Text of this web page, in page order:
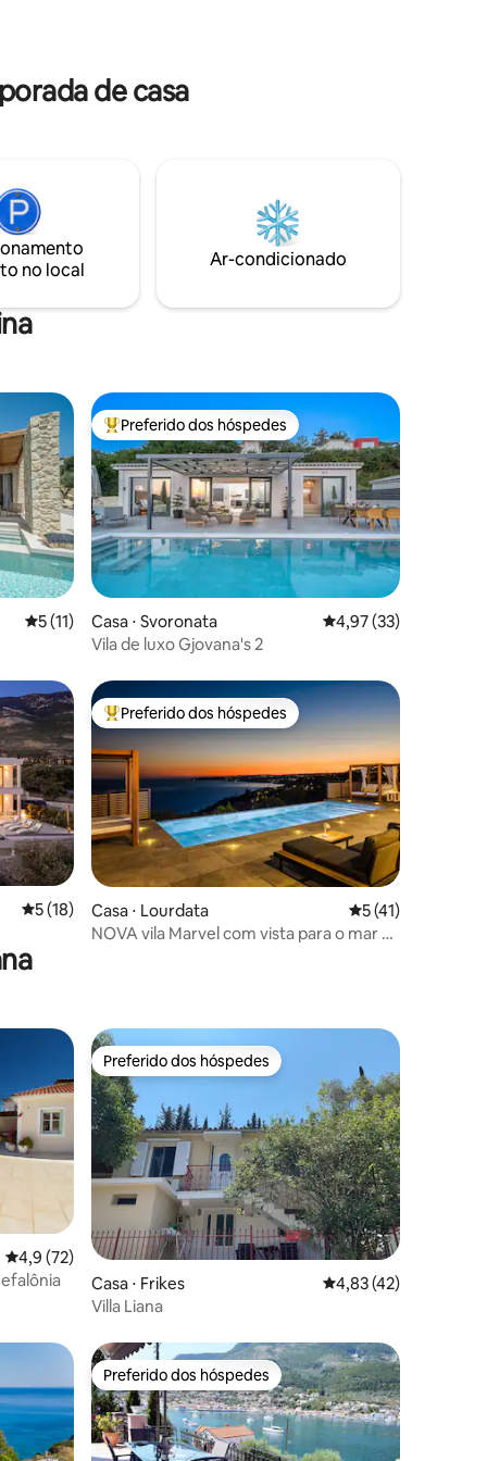
de casa
no local
Ar-condicionado
hóspedes
5 de uma avaliação média de 5, 11 avaliações
5 (11)
Entre os melhores preferidos dos hóspedes
Preferido dos hóspedes
Casa ⋅ Svoronata 4,97 de uma
4,97 (33)
Vila de luxo Gjovana's 2
hóspedes
5 de uma avaliação média de 5, 18 avaliações
5 (18)
Entre os melhores preferidos dos hóspedes
Preferido dos hóspedes
Casa ⋅ Lourdata 5 de uma
5 (41)
NOVA vila Marvel com vista para o mar e
4,9 de uma avaliação média de 5, 72 avaliações
4,9 (72)
Preferido dos hóspedes
Preferido dos hóspedes
Casa ⋅ Frikes 4,83 de uma
4,83 (42)
Villa Liana
hóspedes Preferido dos hóspedes
Preferido dos hóspedes